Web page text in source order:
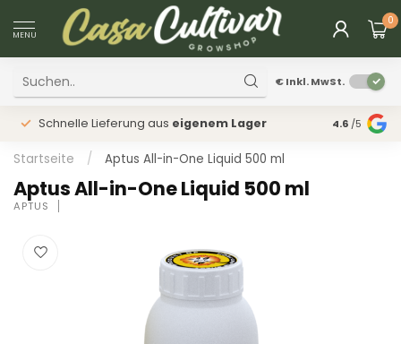
MENU
0
€Inkl. MwSt.
Schnelle Lieferung aus eigenem Lager Physischer
4.6 /5
Startseite / Aptus All-in-One Liquid 500 ml
Aptus All-in-One Liquid 500 ml
APTUS